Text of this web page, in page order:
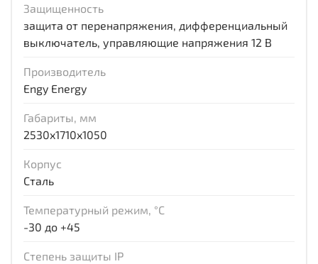
Защищенность
защита от перенапряжения, дифференциальный
выключатель, управляющие напряжения 12 В
Производитель
Engy Energy
Габариты, мм
2530x1710x1050
Корпус
Сталь
Температурный режим, °С
-30 до +45
Степень защиты IP